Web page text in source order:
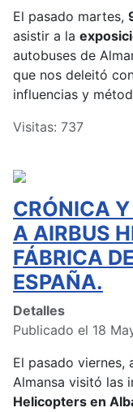
El pasado martes,
asistir a la
autobuses de
que nos deleitó
influencias y
Visitas: 737
CRÓNICA
A AIRBUS
FÁBRICA
ESPAÑA.
Detalles
Publicado el 18
El pasado viernes,
Almansa visitó las
Helicopters en